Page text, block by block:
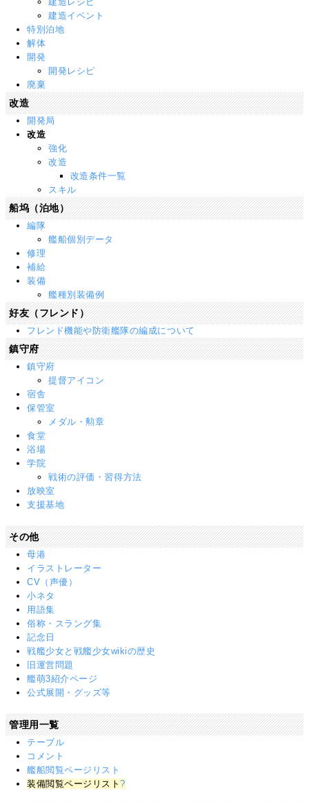
建造イベント
特別泊地
解体
開発
開発レシピ
廃棄
改造
開発局
改造
強化
改造
改造条件一覧
スキル
船坞（泊地）
編隊
艦船個別データ
修理
補給
装備
艦種別装備例
好友（フレンド）
フレンド機能や防衛艦隊の編成について
鎮守府
鎮守府
提督アイコン
宿舎
保管室
メダル・勲章
食堂
浴場
学院
戦術の評価・習得方法
放映室
支援基地
その他
母港
イラストレーター
CV（声優）
小ネタ
用語集
俗称・スラング集
記念日
戦艦少女と戦艦少女wikiの歴史
旧運営問題
艦萌3紹介ページ
公式展開・グッズ等
管理用一覧
テーブル
コメント
艦船閲覧ページリスト
装備閲覧ページリスト?